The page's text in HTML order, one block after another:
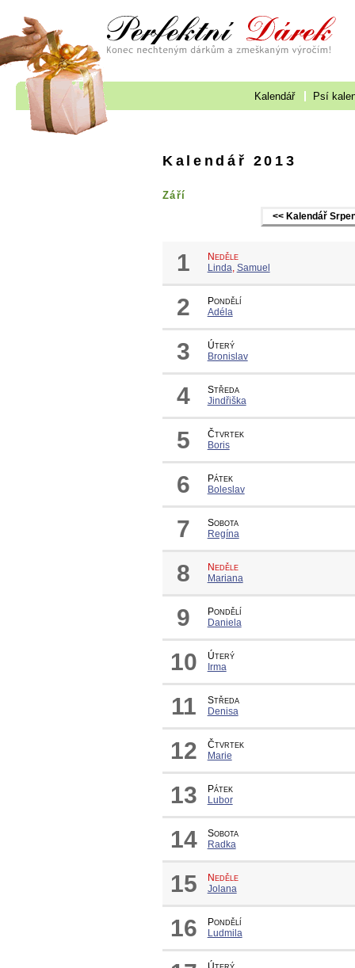
Kalendář Psí
Kalendář 2013
Září
<< Kalendář
1
Neděle
Linda, Samuel
2
Pondělí
Adéla
3
Úterý
Bronislav
4
Středa
Jindřiška
5
Čtvrtek
Boris
6
Pátek
Boleslav
7
Sobota
Regína
8
Neděle
Mariana
9
Pondělí
Daniela
10
Úterý
Irma
11
Středa
Denisa
12
Čtvrtek
Marie
13
Pátek
Lubor
14
Sobota
Radka
15
Neděle
Jolana
16
Pondělí
Ludmila